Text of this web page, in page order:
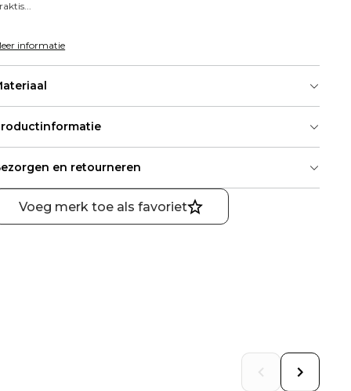
informatie
en retourneren
Voeg merk toe als favoriet